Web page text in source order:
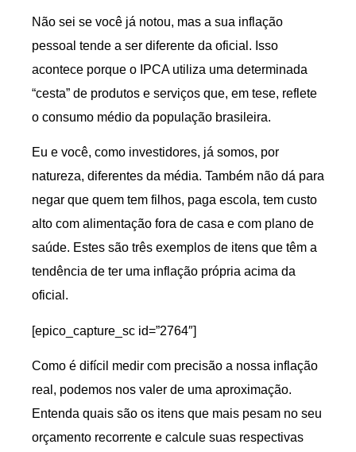
Não sei se você já notou, mas a sua inflação
pessoal tende a ser diferente da oficial. Isso
acontece porque o IPCA utiliza uma determinada
“cesta” de produtos e serviços que, em tese, reflete
o consumo médio da população brasileira.
Eu e você, como investidores, já somos, por
natureza, diferentes da média. Também não dá para
negar que quem tem filhos, paga escola, tem custo
alto com alimentação fora de casa e com plano de
saúde. Estes são três exemplos de itens que têm a
tendência de ter uma inflação própria acima da
oficial.
[epico_capture_sc id=”2764″]
Como é difícil medir com precisão a nossa inflação
real, podemos nos valer de uma aproximação.
Entenda quais são os itens que mais pesam no seu
orçamento recorrente e calcule suas respectivas